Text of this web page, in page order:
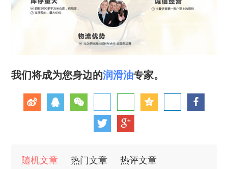
我们将成为您身边的润滑油专家。
随机文章 热门文章 热评文章